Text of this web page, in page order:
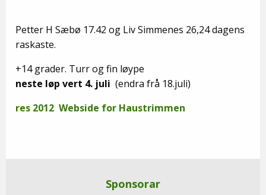
Petter H Sæbø 17.42 og Liv Simmenes 26,24 dagens
raskaste.
+14 grader. Turr og fin løype
neste løp vert 4. juli (endra frå 18.juli)
res 2012 Webside for Haustrimmen
Sponsorar